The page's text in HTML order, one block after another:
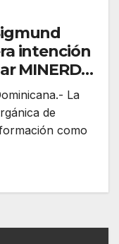
intención
MINERD-
gremio de
La
de
como